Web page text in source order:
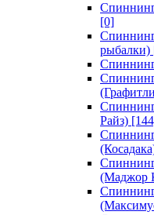
[0]
рыбалки)
Райз)
(Маджор